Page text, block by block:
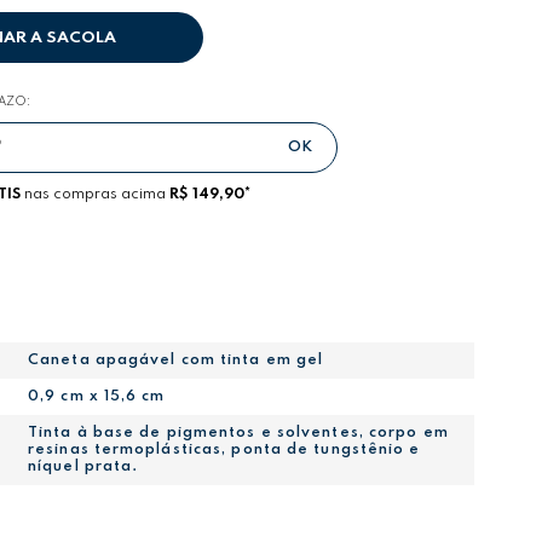
A SACOLA
nas compras acima R$ 149,90*
Caneta apagável com tinta em gel
0,9 cm x 15,6 cm
Tinta à base de pigmentos e solventes, corpo em
resinas termoplásticas, ponta de tungstênio e
níquel prata.